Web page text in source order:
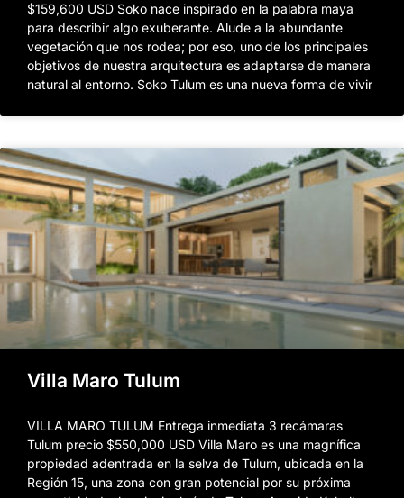
$159,600 USD Soko nace inspirado en la palabra maya
para describir algo exuberante. Alude a la abundante
vegetación que nos rodea; por eso, uno de los principales
objetivos de nuestra arquitectura es adaptarse de manera
natural al entorno. Soko Tulum es una nueva forma de vivir
Villa Maro Tulum
VILLA MARO TULUM Entrega inmediata 3 recámaras
Tulum precio $550,000 USD Villa Maro es una magnífica
propiedad adentrada en la selva de Tulum, ubicada en la
Región 15, una zona con gran potencial por su próxima